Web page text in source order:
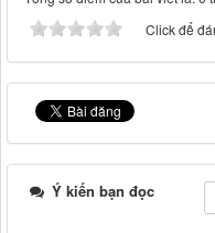
Click để
Ý kiến bạn đọc